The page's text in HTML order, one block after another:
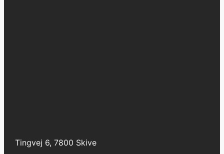
Tingvej 6, 7800 Skive